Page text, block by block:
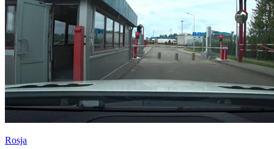
Rosja